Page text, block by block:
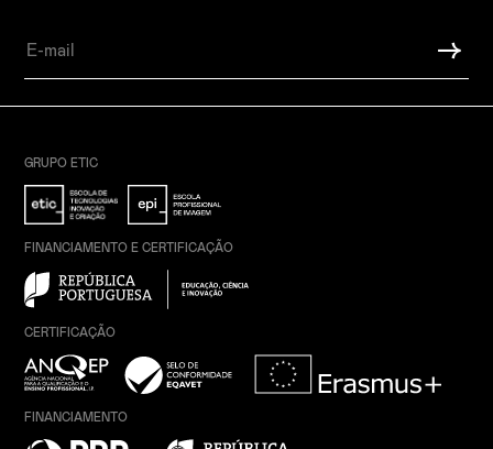
GRUPO ETIC
FINANCIAMENTO E CERTIFICAÇÃO
CERTIFICAÇÃO
FINANCIAMENTO